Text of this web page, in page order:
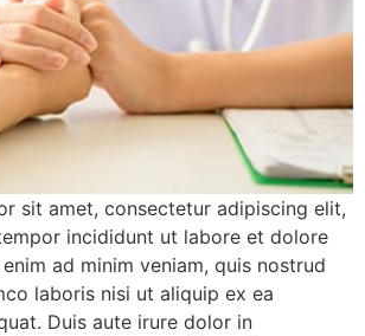
sit amet, consectetur adipiscing elit,
incididunt ut labore et dolore
ad minim veniam, quis nostrud
laboris nisi ut aliquip ex ea
Duis aute irure dolor in